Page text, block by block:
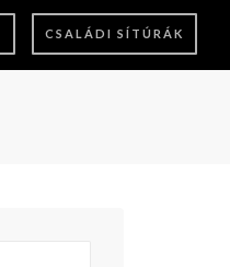
CSALÁDI SÍTÚRÁK